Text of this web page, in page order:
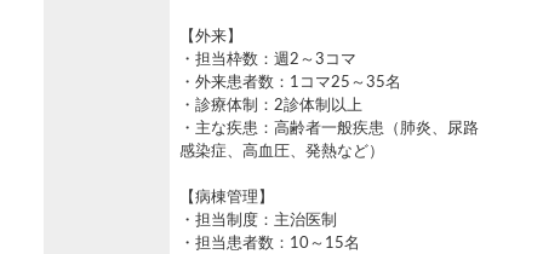
【外来】
・担当枠数：週2～3コマ
・外来患者数：1コマ25～35名
・診療体制：2診体制以上
・主な疾患：高齢者一般疾患（肺炎、尿路
感染症、高血圧、発熱など）
【病棟管理】
・担当制度：主治医制
・担当患者数：10～15名